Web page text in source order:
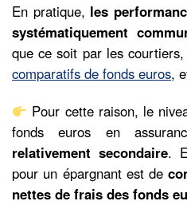
En pratique, les
systématiquement
que ce soit par les
comparatifs de fonds euros,
Pour cette raison, le
fonds euros en
relativement secondaire.
pour un épargnant est de
nettes de frais des fonds